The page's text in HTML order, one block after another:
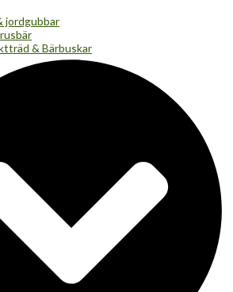
jordgubbar
& Bärbuskar